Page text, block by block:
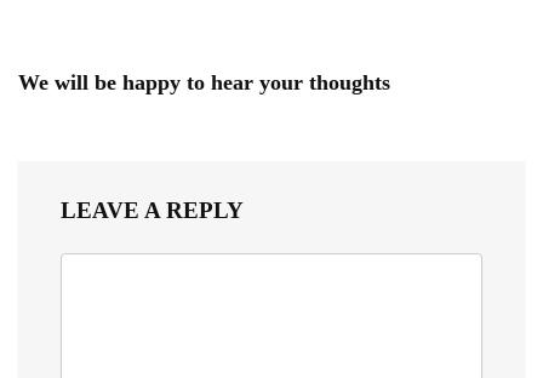
We will be happy to hear your thoughts
LEAVE A REPLY